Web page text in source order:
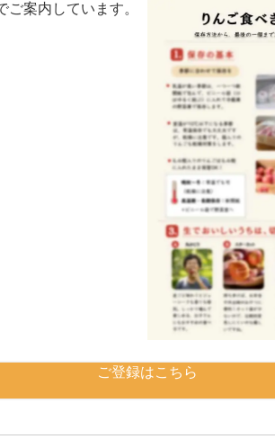
案内しています。
ご登録はこちら